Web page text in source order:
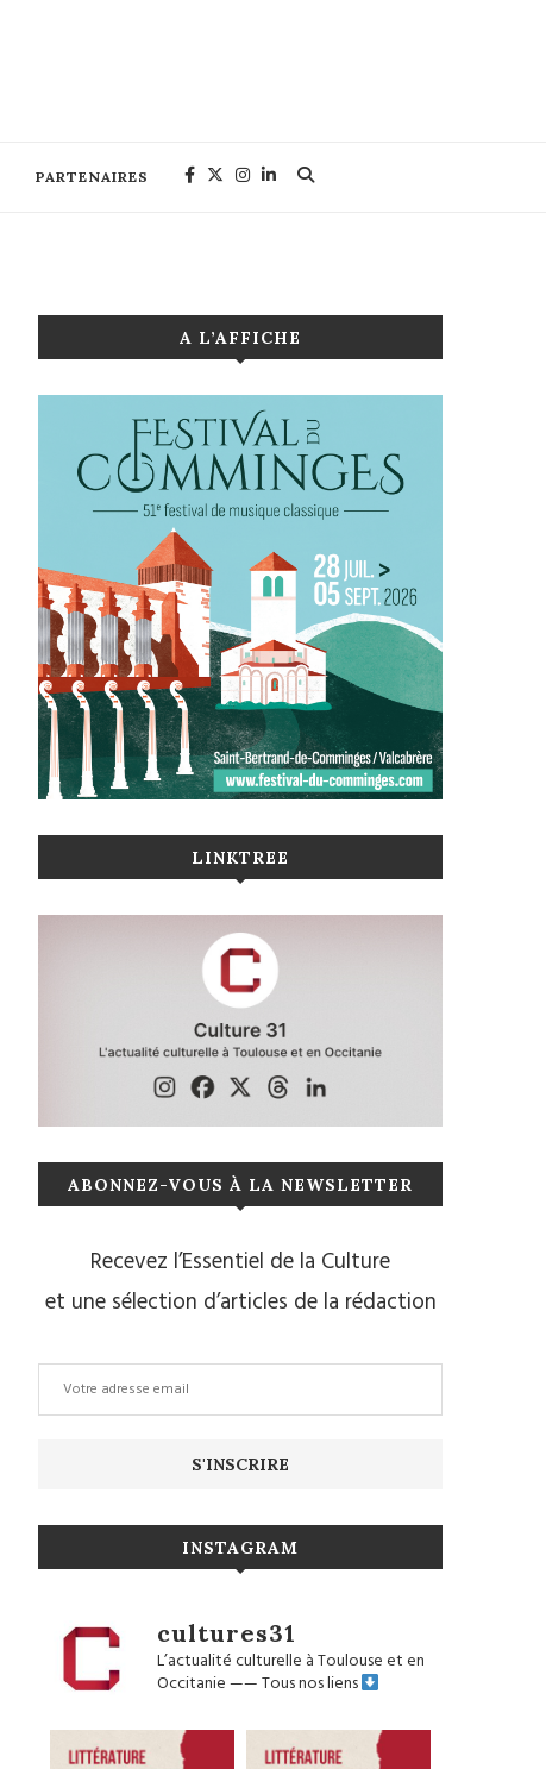
PARTENAIRES
A L’AFFICHE
LINKTREE
ABONNEZ-VOUS À LA NEWSLETTER
Recevez l’Essentiel de la Culture
et une sélection d’articles de la rédaction
INSTAGRAM
cultures31
L’actualité culturelle à Toulouse et en
Occitanie——Tous nos liens